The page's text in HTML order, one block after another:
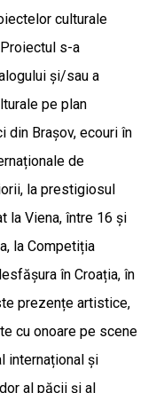
culturale
s-a
și/sau a
pe plan
din Brașov, ecouri în
de
la prestigiosul
la Viena, între 16 și
la Competiția
în Croația, în
prezențe artistice,
cu onoare pe scene
internațional și
al păcii și al